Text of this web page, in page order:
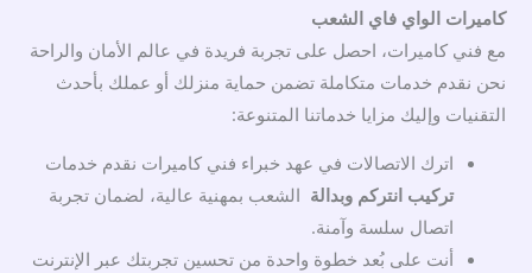
كاميرات الواي فاي الشعب
مع فني كاميرات، احصل على تجربة فريدة في عالم الأمان والراحة
نحن نقدم خدمات متكاملة تضمن حماية منزلك أو عملك بأحدث
التقنيات وإليك مزايا خدماتنا المتنوعة:
اترك الاتصالات في عهد خبراء فني كاميرات نقدم خدمات
تركيب انتركم وبدالة الشعب بمهنية عالية، لضمان تجربة
اتصال سلسة وآمنة.
أنت على بُعد خطوة واحدة من تحسين تجربتك عبر الإنترنت